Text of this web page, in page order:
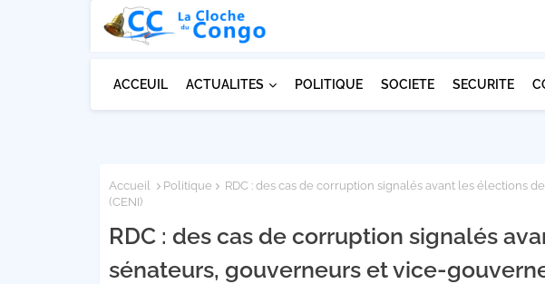
ACCEUIL ACTUALITES POLITIQUE SOCIETE SECURITE
Accueil Politique
RDC : des cas de corruption signalés avant les élections
(CENI)
RDC : des cas de corruption signalés
sénateurs, gouverneurs et vice-